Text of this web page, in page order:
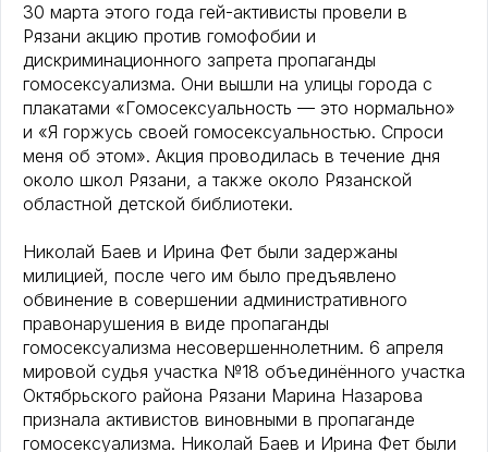
30 марта этого года гей-активисты провели в
Рязани акцию против гомофобии и
дискриминационного запрета пропаганды
гомосексуализма. Они вышли на улицы города с
плакатами «Гомосексуальность — это нормально»
и «Я горжусь своей гомосексуальностью. Спроси
меня об этом». Акция проводилась в течение дня
около школ Рязани, а также около Рязанской
областной детской библиотеки.
Николай Баев и Ирина Фет были задержаны
милицией, после чего им было предъявлено
обвинение в совершении административного
правонарушения в виде пропаганды
гомосексуализма несовершеннолетним. 6 апреля
мировой судья участка №18 объединённого участка
Октябрьского района Рязани Марина Назарова
признала активистов виновными в пропаганде
гомосексуализма. Николай Баев и Ирина Фет были